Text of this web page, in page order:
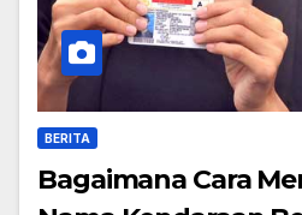
BERITA
Bagaimana Cara